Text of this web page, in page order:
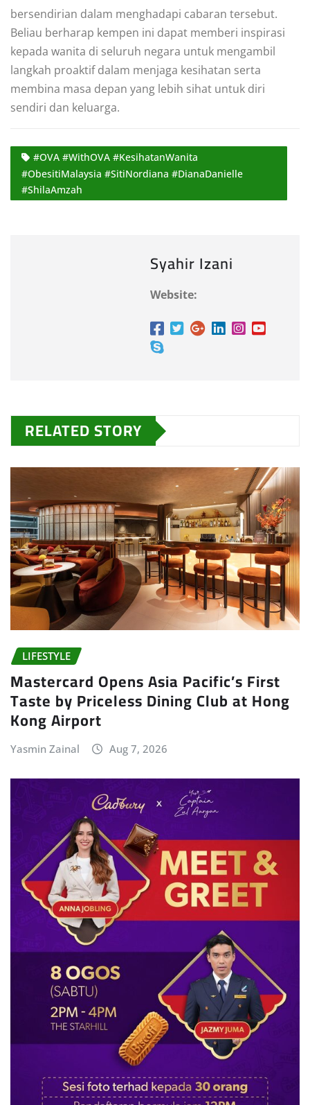
bersendirian dalam menghadapi cabaran tersebut.
Beliau berharap kempen ini dapat memberi inspirasi
kepada wanita di seluruh negara untuk mengambil
langkah proaktif dalam menjaga kesihatan serta
membina masa depan yang lebih sihat untuk diri
sendiri dan keluarga.
#OVA #WithOVA #KesihatanWanita
#ObesitiMalaysia #SitiNordiana #DianaDanielle
#ShilaAmzah
Syahir Izani
Website:
RELATED STORY
LIFESTYLE
Mastercard Opens Asia Pacific’s First
Taste by Priceless Dining Club at Hong
Kong Airport
Yasmin Zainal Aug 7, 2026